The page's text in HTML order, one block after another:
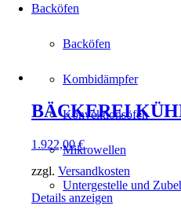
Backöfen
Backöfen
Kombidämpfer
Konvektionsöfen
Mikrowellen
Untergestelle und
BÄCKEREI
1.922,00€
zzgl. Versandkosten
Details anzeigen